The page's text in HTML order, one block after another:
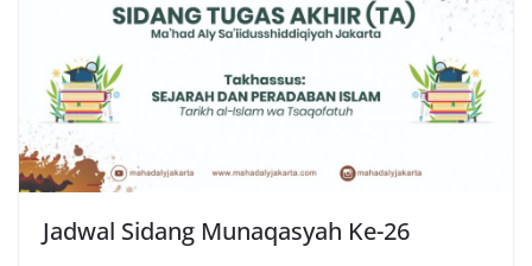
Jadwal Sidang Munaqasyah Ke-26